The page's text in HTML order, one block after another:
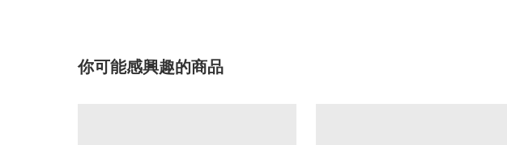
你可能感興趣的商品